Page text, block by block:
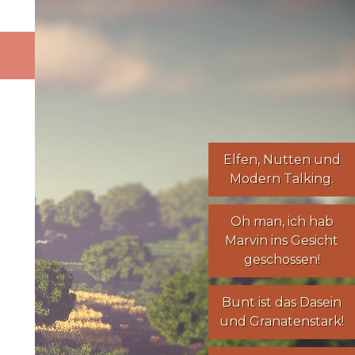
Elfen, Nuttenund
Modern Talking.
Oh man, ich hab
Marvin ins Gesicht
geschossen!
Bunt ist das Dasein
und Granatenstark!